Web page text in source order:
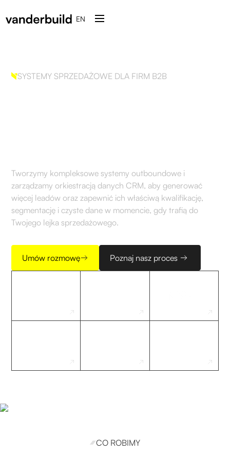
EN
SYSTEMY SPRZEDAŻOWE DLA FIRM B2B
Tworzymy kompleksowe systemy outboundowe i
zarządzamy orkiestracją danych CRM, aby generować
więcej leadów oraz zapewnić ich właściwą kwalifikację,
segmentację i czyste dane w momencie, gdy trafią do
Twojego lejka sprzedażowego.
Umów rozmowę Poznaj nasz proces
CO ROBIMY